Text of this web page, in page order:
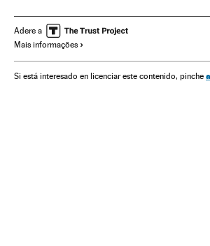
Desigualdade econômica
Trabalho doméstico
Tráfico de Seres humanos Negros
Adere a
Mais informações
Si está interesado en licenciar este contenido, pinche